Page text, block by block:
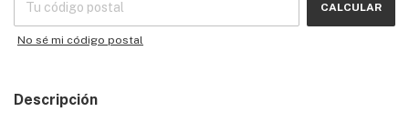
CALCULAR
No sé mi código postal
Descripción